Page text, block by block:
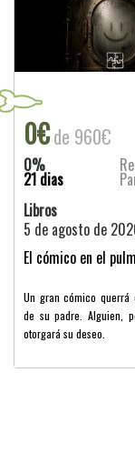
0€de 960€
0%
21 dias
Libros
5 de agosto de
El cómico en el
Un gran cómico querrá
de su padre. Alguien,
otorgará su deseo.